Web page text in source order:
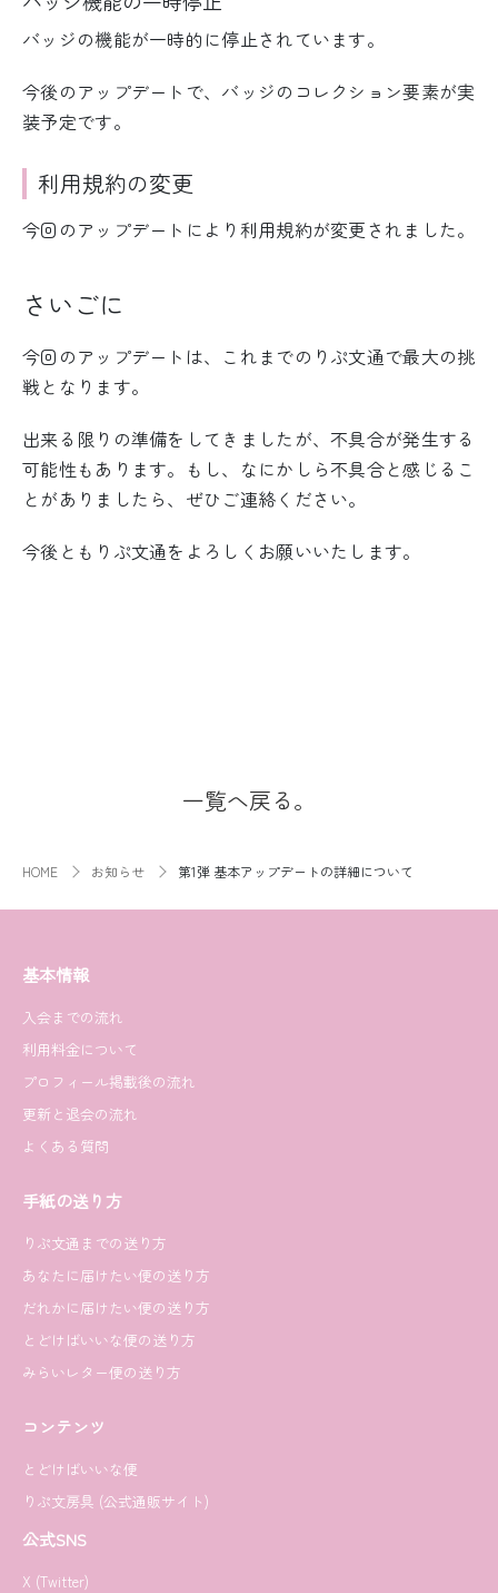
バッジの機能が一時的に停止されています。
今後のアップデートで、バッジのコレクション要素が実
装予定です。
利用規約の変更
今回のアップデートにより利用規約が変更されました。
さいごに
今回のアップデートは、これまでのりぷ文通で最大の挑
戦となります。
出来る限りの準備をしてきましたが、不具合が発生する
可能性もあります。もし、なにかしら不具合と感じるこ
とがありましたら、ぜひご連絡ください。
今後ともりぷ文通をよろしくお願いいたします。
一覧へ戻る。
HOME お知らせ 第1弾 基本アップデートの詳細について
基本情報
入会までの流れ
利用料金について
プロフィール掲載後の流れ
更新と退会の流れ
よくある質問
手紙の送り方
りぷ文通までの送り方
あなたに届けたい便の送り方
だれかに届けたい便の送り方
とどけばいいな便の送り方
みらいレター便の送り方
コンテンツ
とどけばいいな便
りぷ文房具 (公式通販サイト)
公式SNS
X (Twitter)